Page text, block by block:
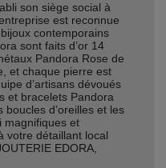
son siège social à
est reconnue
contemporains
sont faits d’or 14
Pandora Rose de
et chaque pierre est
d’artisans dévoués
et bracelets Pandora
d’oreilles et les
magnifiques et
votre détaillant local
EDORA,